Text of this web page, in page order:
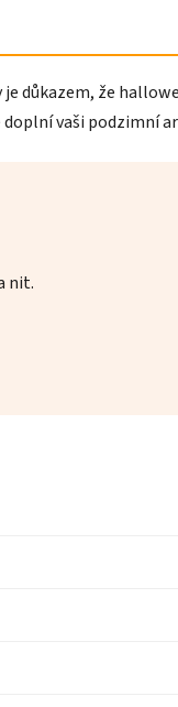
důkazem, že
vaši podzimní
nit.